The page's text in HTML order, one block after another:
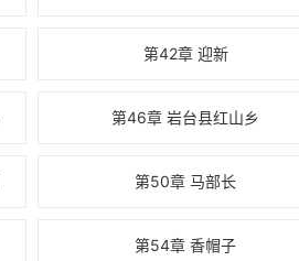
第42章 迎新
第46章 岩台县红山乡
第50章 马部长
第54章 香帽子